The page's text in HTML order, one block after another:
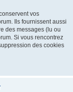
vos
Ils fournissent aussi
des messages (lu ou
Si vous rencontrez
des cookies